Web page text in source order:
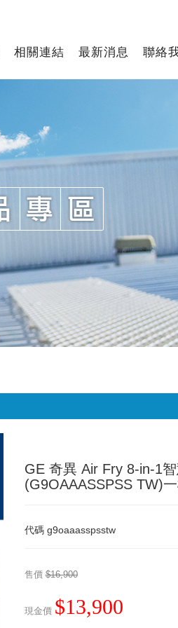
相關連結 最新消息 聯絡
GE 奇異 Air Fry 8-in-1
(G9OAAASSPSS TW)
代碼 g9oaaasspsstw
售價 $16,900
現金價 $13,900